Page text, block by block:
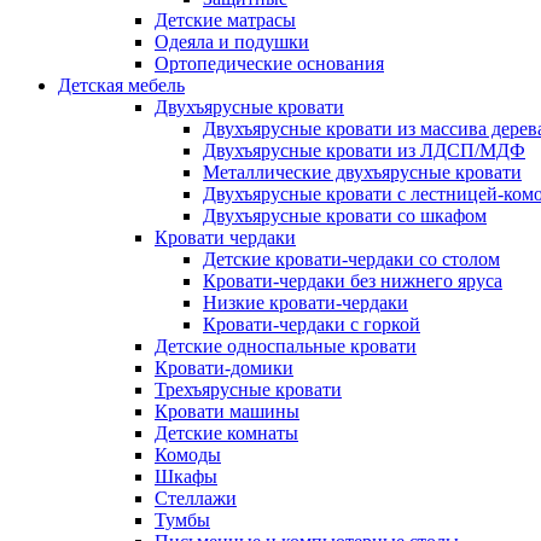
Детские матрасы
Одеяла и подушки
Ортопедические основания
Детская мебель
Двухъярусные кровати
Двухъярусные кровати из массива
Двухъярусные кровати из ЛДСП/МДФ
Металлические двухъярусные кровати
Двухъярусные кровати с лестницей-
Двухъярусные кровати со шкафом
Кровати чердаки
Детские кровати-чердаки со столом
Кровати-чердаки без нижнего яруса
Низкие кровати-чердаки
Кровати-чердаки с горкой
Детские односпальные кровати
Кровати-домики
Трехъярусные кровати
Кровати машины
Детские комнаты
Комоды
Шкафы
Стеллажи
Тумбы